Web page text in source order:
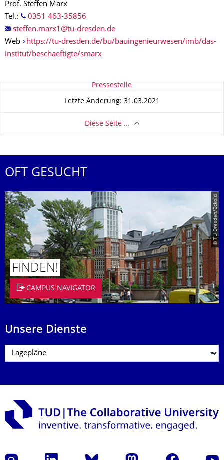
Prof. Steffen Marx
Tel.:
0351 463-35856
Web
https://tu-dresden.de/bu/bauingenieurwesen/imb/das-
institut/beschaeftigte/smarx
Zu dieser Seite Pressestelle
Letzte Änderung: 31.03.2021
Diese Seite …
OFT GESUCHT
© TU Dresden/Eckold
FINDEN!
CAMPUS NAVIGATOR
Unsere Dienste
Instagram LinkedIn Bluesky Mastodon Facebook